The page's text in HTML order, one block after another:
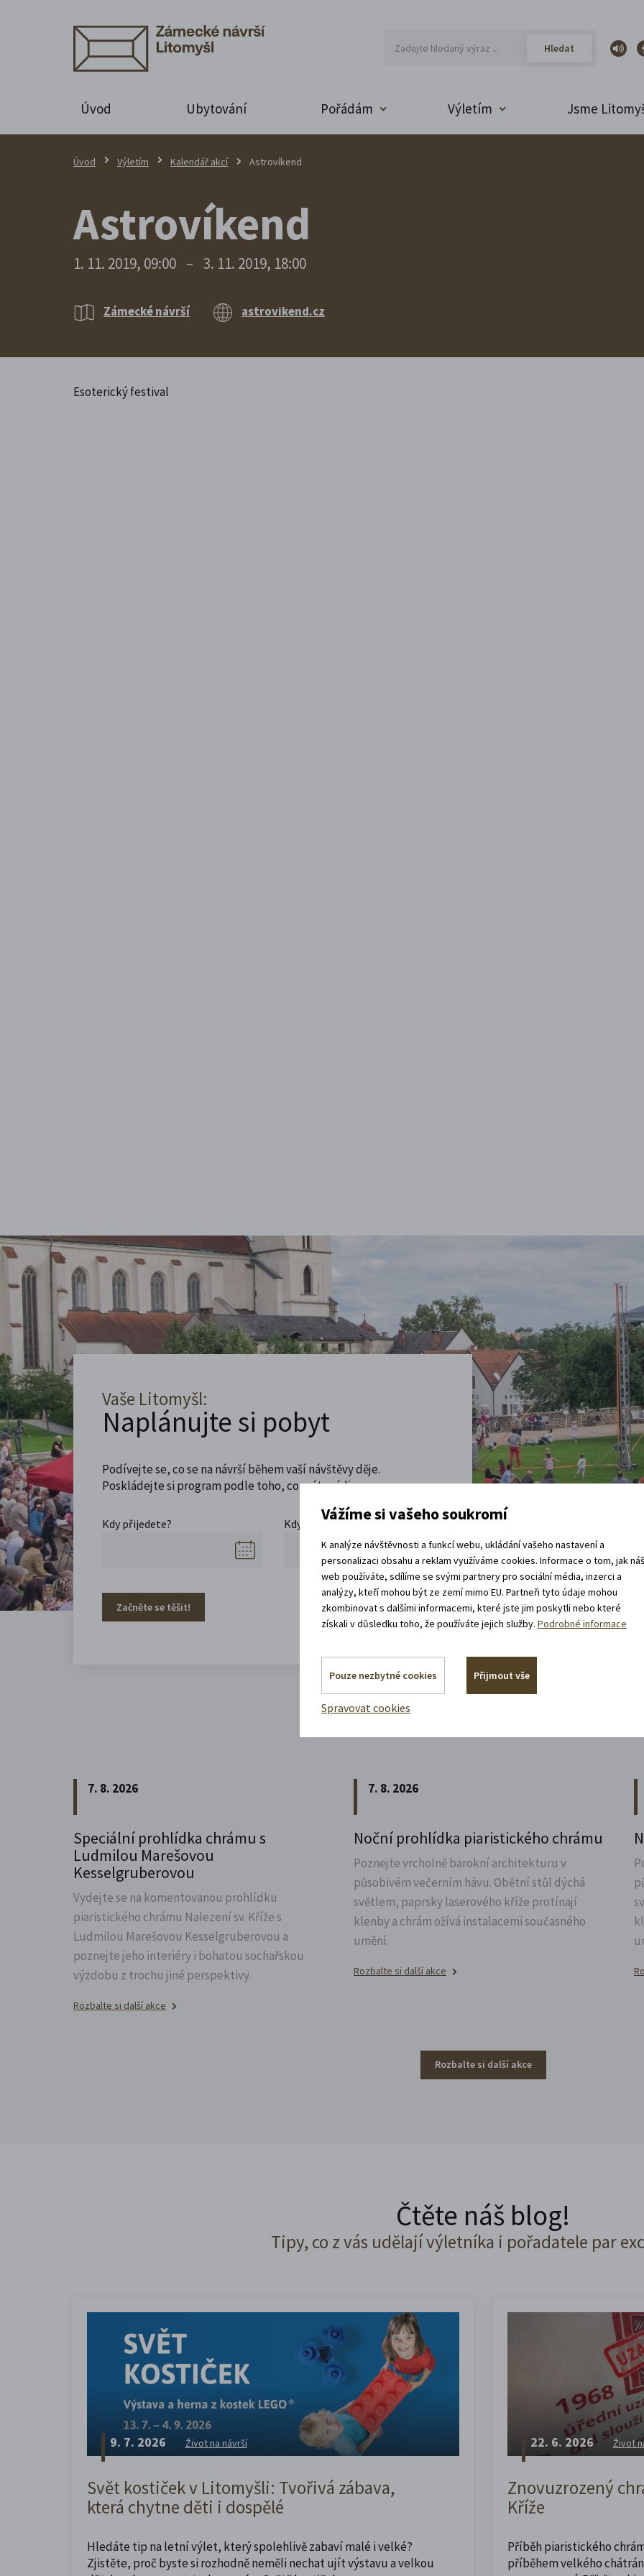
Úvod Ubytování Pořádám Výletím Jsme
Úvod Výletím Kalendář akcí Astrovíkend
Astrovíkend
1. 11. 2019, 09:00 – 3. 11. 2019, 18:00
Zámecké návrší astrovikend.cz
Esoterický festival
Vaše Litomyšl:
Naplánujte si pobyt
Podívejte se, co se na návrší během vaší návštěvy děje.
Poskládejte si program podle toho, co máte rádi.
Kdy přijedete? Kdy se vracíte domů?
Začněte se těšit!
Akce, co jsou za rohem
7. 8. 2026
Speciální prohlídka chrámu s
Ludmilou Marešovou
Kesselgruberovou
Vydejte se na komentovanou prohlídku
piaristického chrámu Nalezení sv. Kříže s
Ludmilou Marešovou Kesselgruberovou a
poznejte jeho interiéry i bohatou sochařskou
výzdobu z trochu jiné perspektivy.
Rozbalte si další akce
7. 8. 2026
Noční prohlídka piaristického chrámu
Poznejte vrcholně barokní architekturu v
působivém večerním hávu. Obětní stůl dýchá
světlem, paprsky laserového kříže protínají
klenby a chrám ožívá instalacemi současného
umění.
Rozbalte si další akce
Rozbalte si další akce
Čtěte náš blog!
Tipy, co z vás udělají výletníka i pořadatele par
9. 7. 2026 Život na návrší
Svět kostiček v Litomyšli: Tvořivá zábava,
která chytne děti i dospělé
Hledáte tip na letní výlet, který spolehlivě zabaví malé i velké?
Zjistěte, proč byste si rozhodně neměli nechat ujít výstavu a velkou
22. 6. 2026 Život
Znovuzrozený
Kříže
Příběh piaristického
příběhem velkého
Vážíme si vašeho soukromí
K analýze návštěvnosti a funkcí webu, ukládání vašeho nastavení a
personalizaci obsahu a reklam využíváme cookies. Informace o tom, jak
web používáte, sdílíme se svými partnery pro sociální média, inzerci a
analýzy, kteří mohou být ze zemí mimo EU. Partneři tyto údaje mohou
zkombinovat s dalšími informacemi, které jste jim poskytli nebo které
získali v důsledku toho, že používáte jejich služby.Podrobné informace
Pouze nezbytné cookies Přijmout vše
Spravovat cookies